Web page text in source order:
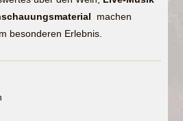
machen
besonderen Erlebnis.